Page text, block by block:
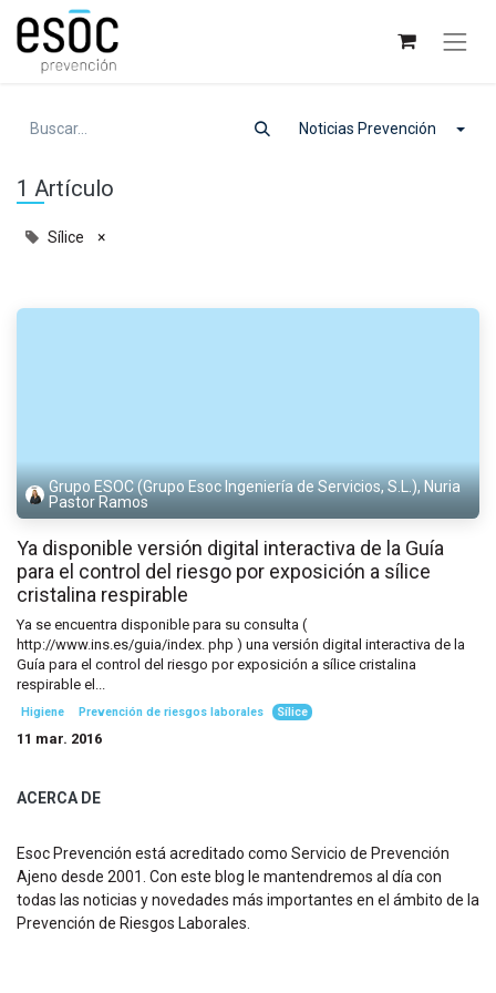
Noticias Prevención
1 Artículo
Sílice ×
Grupo ESOC (Grupo Esoc Ingeniería de Servicios, S.L.), Nuria
Pastor Ramos
Ya disponible versión digital interactiva de la Guía
para el control del riesgo por exposición a sílice
cristalina respirable
Ya se encuentra disponible para su consulta (
http://www.ins.es/guia/index. php ) una versión digital interactiva de la
Guía para el control del riesgo por exposición a sílice cristalina
respirable el...
Higiene Prevención de riesgos laborales Sílice
11 mar. 2016
ACERCA DE
Esoc Prevención está acreditado como Servicio de Prevención
Ajeno desde 2001. Con este blog le mantendremos al día con
todas las noticias y novedades más importantes en el ámbito de la
Prevención de Riesgos Laborales.